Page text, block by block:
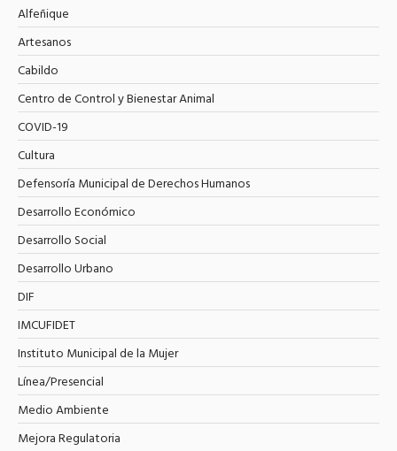
Alfeñique
Artesanos
Cabildo
Centro de Control y Bienestar Animal
COVID-19
Cultura
Defensoría Municipal de Derechos Humanos
Desarrollo Económico
Desarrollo Social
Desarrollo Urbano
DIF
IMCUFIDET
Instituto Municipal de la Mujer
Línea/Presencial
Medio Ambiente
Mejora Regulatoria